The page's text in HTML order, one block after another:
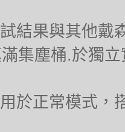
結果與其他戴
集塵桶.於獨
於正常模式，